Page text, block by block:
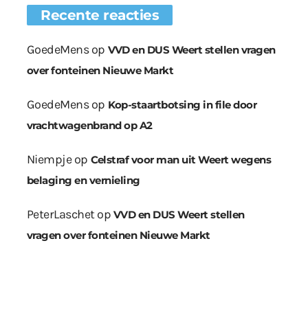
Recente reacties
GoedeMensop VVD en DUS Weert stellen vragen
over fonteinen Nieuwe Markt
GoedeMensop Kop-staartbotsing in file door
vrachtwagenbrand op A2
Niempjeop Celstraf voor man uit Weert wegens
belaging en vernieling
PeterLaschetop VVD en DUS Weert stellen
vragen over fonteinen Nieuwe Markt